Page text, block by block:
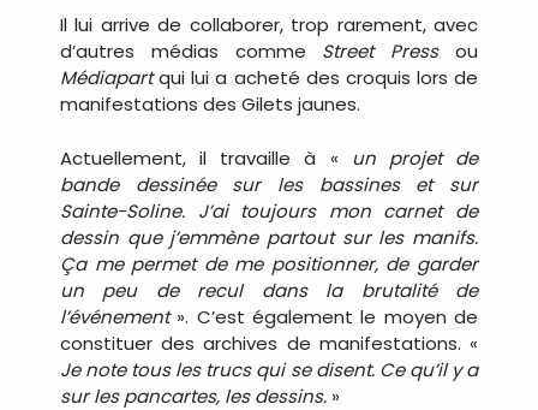
Il lui arrive de collaborer, trop rarement, avec
d’autres médias comme Street Pressou
Médiapartqui lui a acheté des croquis lors de
manifestations des Gilets jaunes.
Actuellement, il travaille à « un projet de
bande dessinée sur les bassines et sur
Sainte-Soline. J’ai toujours mon carnet de
dessin que j’emmène partout sur les manifs.
Ça me permet de me positionner, de garder
un peu de recul dans la brutalité de
l’événement ». C’est également le moyen de
constituer des archives de manifestations. «
Je note tous les trucs qui se disent. Ce qu’il y a
sur les pancartes, les dessins. »